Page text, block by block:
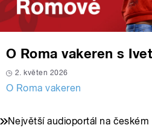
O Roma vakeren s
2. květen 2026
O Roma vakeren
Největší audioportál na